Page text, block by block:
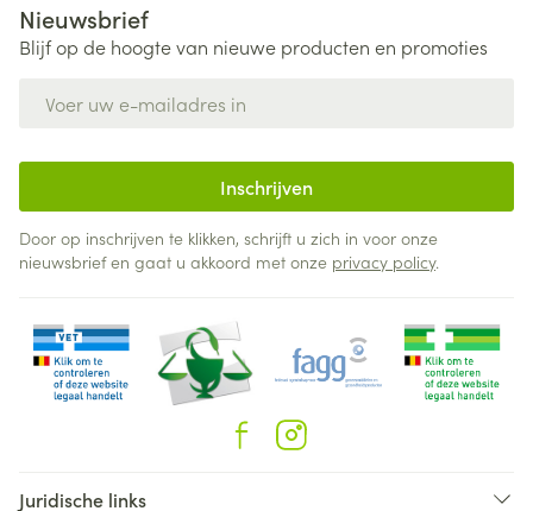
Nieuwsbrief
Blijf op de hoogte van nieuwe producten en promoties
Inschrijven
Door op inschrijven te klikken, schrijft u zich in voor onze
nieuwsbrief en gaat u akkoord met onze privacy policy.
Juridische links